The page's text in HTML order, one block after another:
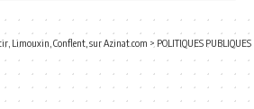
Limouxin, Conflent, sur Azinat.com > POLITIQUES PUBLIQUES